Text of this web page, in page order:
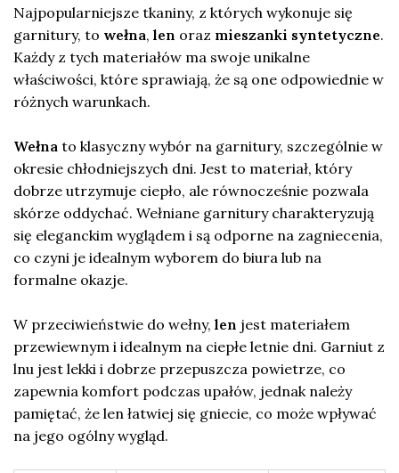
Najpopularniejsze tkaniny, z których wykonuje się
garnitury, to wełna, len oraz mieszanki syntetyczne.
Każdy z tych materiałów ma swoje unikalne
właściwości, które sprawiają, że są one odpowiednie w
różnych warunkach.
Wełna to klasyczny wybór na garnitury, szczególnie w
okresie chłodniejszych dni. Jest to materiał, który
dobrze utrzymuje ciepło, ale równocześnie pozwala
skórze oddychać. Wełniane garnitury charakteryzują
się eleganckim wyglądem i są odporne na zagniecenia,
co czyni je idealnym wyborem do biura lub na
formalne okazje.
W przeciwieństwie do wełny, len jest materiałem
przewiewnym i idealnym na ciepłe letnie dni. Garniut z
lnu jest lekki i dobrze przepuszcza powietrze, co
zapewnia komfort podczas upałów, jednak należy
pamiętać, że len łatwiej się gniecie, co może wpływać
na jego ogólny wygląd.